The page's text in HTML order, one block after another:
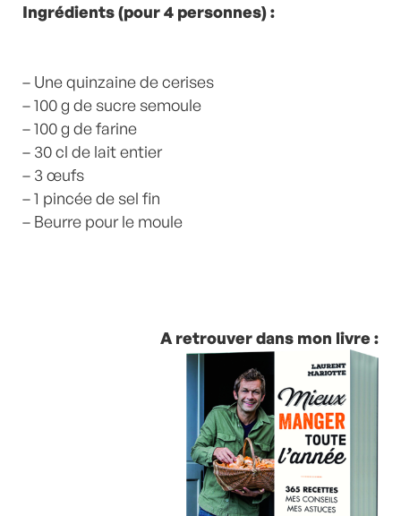
Posté à 18:04hin- Grand Classique
Commentaires
Ingrédients (pour 4 personnes) :
– Une quinzaine de cerises
– 100 g de sucre semoule
– 100 g de farine
– 30 cl de lait entier
– 3 œufs
– 1 pincée de sel fin
– Beurre pour le moule
A retrouver dans mon livre :